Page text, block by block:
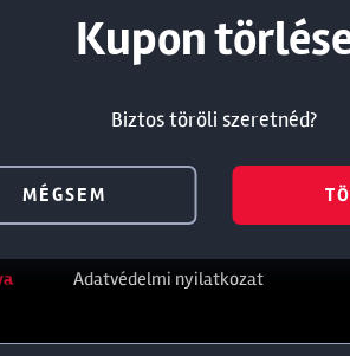
Törzsvásárlói kedvezmény
Adatvédelmi nyilatkozat
törlése a
Biztos töröli szeretnéd?
MÉGSEM
Kedvezmény
Biztos töröli szeretnéd?
MÉGSEM
Kupon
Biztos töröli szeretnéd?
MÉGSEM